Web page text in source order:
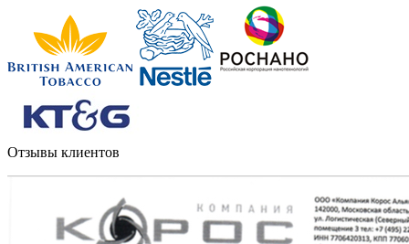
Отзывы клиентов